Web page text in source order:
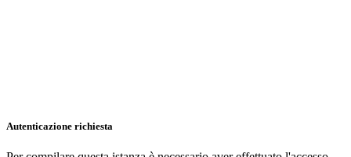
Autenticazione richiesta